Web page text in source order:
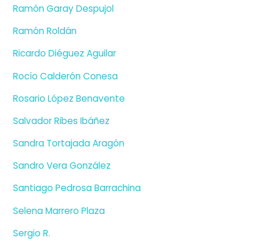
Ramón Garay Despujol
Ramón Roldán
Ricardo Diéguez Aguilar
Rocío Calderón Conesa
Rosario López Benavente
Salvador Ribes Ibáñez
Sandra Tortajada Aragón
Sandro Vera González
Santiago Pedrosa Barrachina
Selena Marrero Plaza
Sergio R.